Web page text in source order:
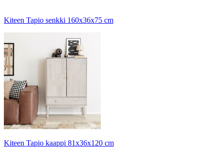
Kiteen Tapio senkki 160x36x75 cm
Kiteen Tapio kaappi 81x36x120 cm